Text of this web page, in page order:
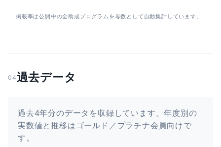
掲載率は公開中の全助成プログラムを母数として自動集計しています。
04過去データ
過去4年分のデータを収録しています。年度別の
実数値と推移はゴールド／プラチナ会員向けで
す。